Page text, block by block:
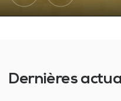
Dernières